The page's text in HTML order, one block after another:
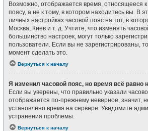
Возможно, отображается время, относящееся к
поясу, а не к тому, в котором находитесь вы. В
личных настройках часовой пояс на тот, в
Москва, Киев и т. д. Учтите, что изменять
большинство настроек, могут только
пользователи. Если вы не зарегистрированы,
момент сделать это.
Вернуться к началу
Я изменил часовой пояс, но время всё равно
Если вы уверены, что правильно указали
отображается по-прежнему неверное, значит,
установлено время на сервере. Уведомите
устранения проблемы.
Вернуться к началу